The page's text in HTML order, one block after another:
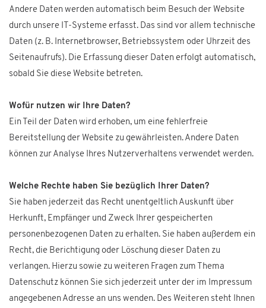
Andere Daten werden automatisch beim Besuch der Website
durch unsere IT-Systeme erfasst. Das sind vor allem technische
Daten (z. B. Internetbrowser, Betriebssystem oder Uhrzeit des
Seitenaufrufs). Die Erfassung dieser Daten erfolgt automatisch,
sobald Sie diese Website betreten.
Wofür nutzen wir Ihre Daten?
Ein Teil der Daten wird erhoben, um eine fehlerfreie
Bereitstellung der Website zu gewährleisten. Andere Daten
können zur Analyse Ihres Nutzerverhaltens verwendet werden.
Welche Rechte haben Sie bezüglich Ihrer Daten?
Sie haben jederzeit das Recht unentgeltlich Auskunft über
Herkunft, Empfänger und Zweck Ihrer gespeicherten
personenbezogenen Daten zu erhalten. Sie haben außerdem ein
Recht, die Berichtigung oder Löschung dieser Daten zu
verlangen. Hierzu sowie zu weiteren Fragen zum Thema
Datenschutz können Sie sich jederzeit unter der im Impressum
angegebenen Adresse an uns wenden. Des Weiteren steht Ihnen